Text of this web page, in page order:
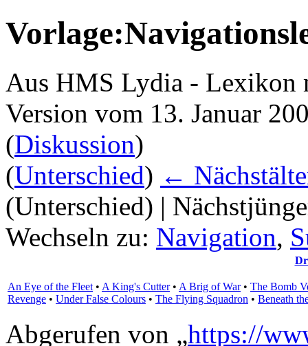
Aus HMS Lydia - Lexikon
Version vom 13. Januar
(Diskussion)
(Unterschied) ←
(Unterschied) |
Wechseln zu: Navigation,
An Eye of the Fleet • A King's Cutter• A Brig of War• The Bomb
Revenge • Under False Colours • The Flying Squadron • Beneath
Abgerufen von „https://